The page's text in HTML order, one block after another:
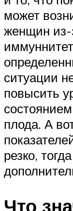
может
женщин из-
ситуации
повысить
плода. А
резко,
Что